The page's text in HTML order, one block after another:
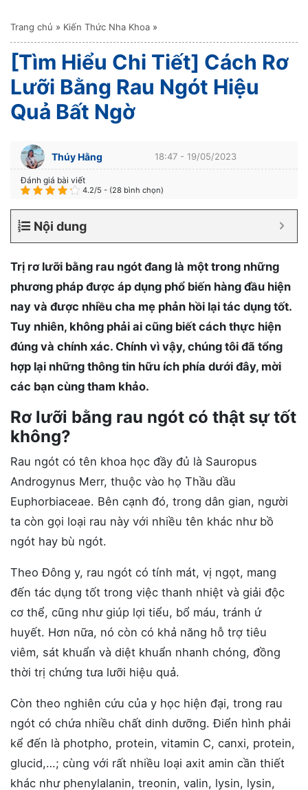
Trang chủ » Kiến Thức Nha Khoa »
[Tìm Hiểu Chi Tiết] Cách Rơ
Lưỡi Bằng Rau Ngót Hiệu
Quả Bất Ngờ
Thúy Hằng 18:47 - 19/05/2023
Đánh giá bài viết
4.2/5 - (28 bình chọn)
Nội dung
Trị rơ lưỡi bằng rau ngót đang là một trong những
phương pháp được áp dụng phổ biến hàng đầu hiện
nay và được nhiều cha mẹ phản hồi lại tác dụng tốt.
Tuy nhiên, không phải ai cũng biết cách thực hiện
đúng và chính xác. Chính vì vậy, chúng tôi đã tổng
hợp lại những thông tin hữu ích phía dưới đây, mời
các bạn cùng tham khảo.
Rơ lưỡi bằng rau ngót có thật sự tốt
không?
Rau ngót có tên khoa học đầy đủ là Sauropus
Androgynus Merr, thuộc vào họ Thầu dầu
Euphorbiaceae. Bên cạnh đó, trong dân gian, người
ta còn gọi loại rau này với nhiều tên khác như bồ
ngót hay bù ngót.
Theo Đông y, rau ngót có tính mát, vị ngọt, mang
đến tác dụng tốt trong việc thanh nhiệt và giải độc
cơ thể, cũng như giúp lợi tiểu, bổ máu, tránh ứ
huyết. Hơn nữa, nó còn có khả năng hỗ trợ tiêu
viêm, sát khuẩn và diệt khuẩn nhanh chóng, đồng
thời trị chứng tưa lưỡi hiệu quả.
Còn theo nghiên cứu của y học hiện đại, trong rau
ngót có chứa nhiều chất dinh dưỡng. Điển hình phải
kể đến là photpho, protein, vitamin C, canxi, protein,
glucid,…; cùng với rất nhiều loại axit amin cần thiết
khác như phenylalanin, treonin, valin, lysin, lysin,